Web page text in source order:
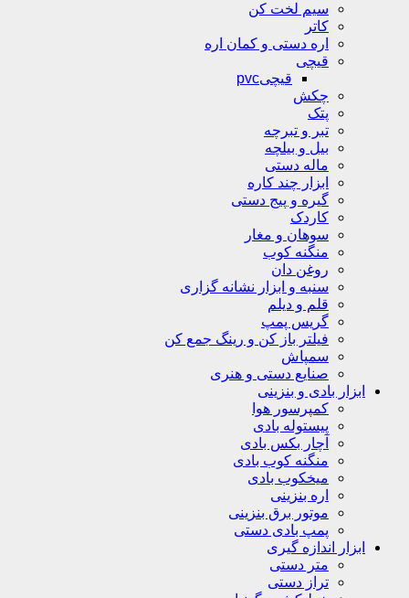
سیم لخت کن
کاتر
اره دستی و کمان اره
قیچی
قیچیpvc
چکش
پتک
تبر و تبرچه
بیل و بیلچه
ماله دستی
ابزار چند کاره
گیره و پیج دستی
کاردک
سوهان و مغار
منگنه کوب
روغن دان
سنبه و ابزار نشانه گزاری
قلم و دیلم
گریس پمپ
فیلتر باز کن و رینگ جمع کن
سمپاش
صنایع دستی و هنری
ابزار بادی و بنزینی
کمپرسور هوا
پیستوله بادی
آچار بکس بادی
منگنه کوب بادی
میخکوب بادی
اره بنزینی
موتور برق بنزینی
پمپ بادی دستی
ابزار اندازه گیری
متر دستی
تراز دستی